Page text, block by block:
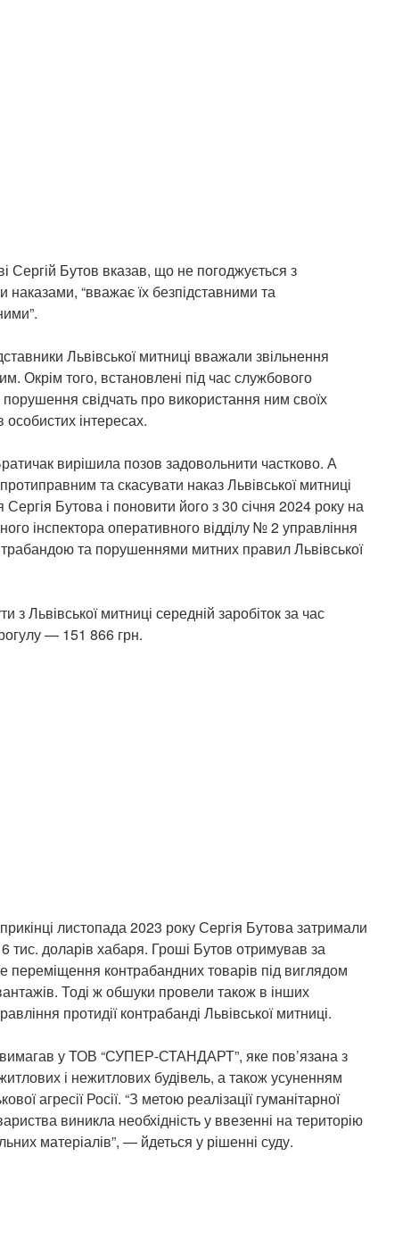
Сергій Бутов вказав, що не погоджується з
наказами, “вважає їх безпідставними та
Львівської митниці вважали звільнення
Окрім того, встановлені під час службового
порушення свідчать про використання ним своїх
інтересах.
вирішила позов задовольнити частково. А
та скасувати наказ Львівської митниці
Сергія Бутова і поновити його з 30 січня 2024 року на
інспектора оперативного відділу № 2 управління
та порушеннями митних правил Львівської
з Львівської митниці середній заробіток за час
— 151 866 грн.
листопада 2023 року Сергія Бутова затримали
тис. доларів хабаря. Гроші Бутов отримував за
переміщення контрабандних товарів під виглядом
Тоді ж обшуки провели також в інших
протидії контрабанді Львівської митниці.
у ТОВ “СУПЕР-СТАНДАРТ”, яке пов’язана з
і нежитлових будівель, а також усуненням
агресії Росії. “З метою реалізації гуманітарної
виникла необхідність у ввезенні на територію
матеріалів”, — йдеться у рішенні суду.